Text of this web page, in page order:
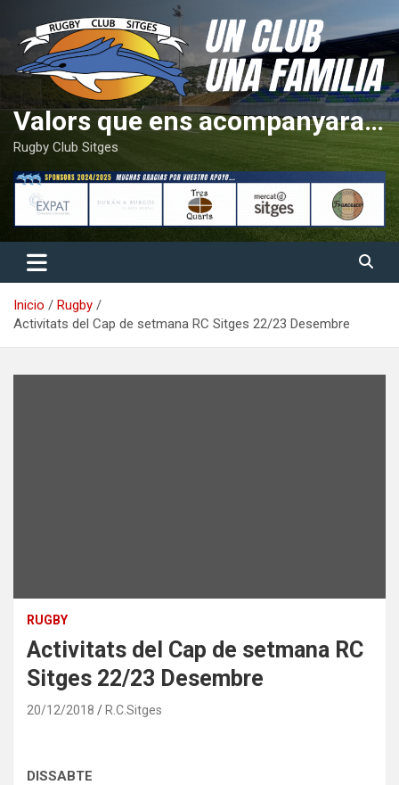
contenido
Valors que ens acompanyaran tota la vida
Rugby Club Sitges
Inicio
Rugby
Activitats del Cap de setmana RC Sitges 22/23 Desembre
RUGBY
Activitats del Cap de setmana RC
Sitges 22/23 Desembre
20/12/2018 R.C.Sitges
DISSABTE